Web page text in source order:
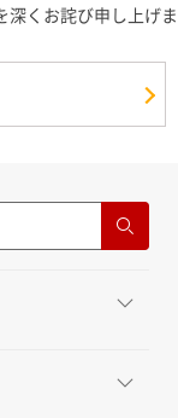
深くお詫び申し上げま